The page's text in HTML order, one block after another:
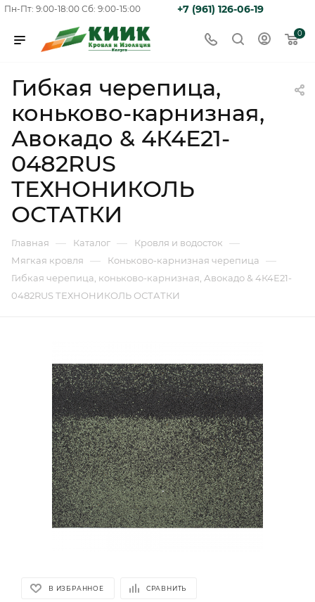
Пн-Пт: 9:00-18:00 Сб: 9:00-15:00 +7 (961) 126-06-19
0
Гибкая черепица,
коньково-карнизная,
Авокадо & 4К4Е21-
0482RUS
ТЕХНОНИКОЛЬ
ОСТАТКИ
Главная — Каталог — Кровля и водосток —
Мягкая кровля — Коньково-карнизная черепица —
Гибкая черепица, коньково-карнизная, Авокадо & 4К4Е21-
0482RUS ТЕХНОНИКОЛЬ ОСТАТКИ
В ИЗБРАННОЕ СРАВНИТЬ